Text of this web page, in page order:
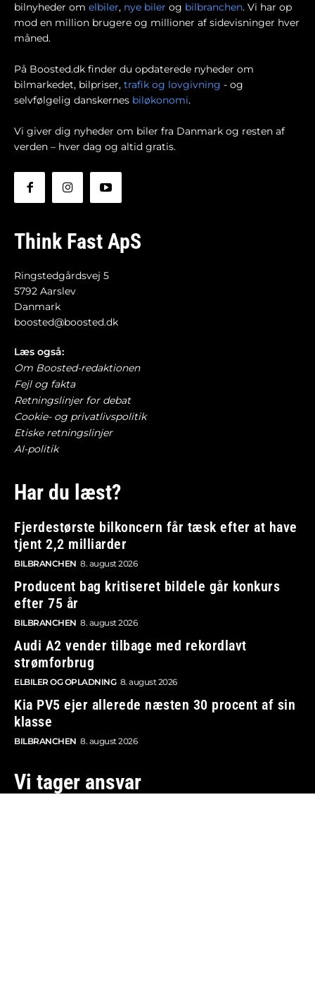
bilnyheder om elbiler, nye biler og bilbranchen. Vi har op
mod en million brugere og millioner af sidevisninger hver
måned.
På Boosted.dk finder du opdaterede nyheder om
bilmarkedet, bilpriser, trafik og lovgivning - og
selvfølgelig danskernes biløkonomi.
Vi giver dig nyheder om biler fra Danmark og resten af
verden – hver dag og altid gratis.
Think Fast ApS
Ringstedgårdsvej 5
5792 Aarslev
Danmark
boosted@boosted.dk
Læs også:
Om Boosted-redaktionen
Fejl og fakta
Retningslinjer for debat
Cookie- og privatlivspolitik
Etiske retningslinjer
AI-politik
Har du læst?
Fjerdestørste bilkoncern får tæsk efter at have
tjent 2,2 milliarder
BILBRANCHEN 8. august 2026
Producent bag kritiseret bildele går konkurs
efter 75 år
BILBRANCHEN 8. august 2026
Audi A2 vender tilbage med rekordlavt
strømforbrug
ELBILER OG OPLADNING 8. august 2026
Kia PV5 ejer allerede næsten 30 procent af sin
klasse
BILBRANCHEN 8. august 2026
Vi tager ansvar